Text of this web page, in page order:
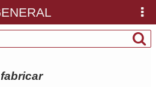
fabricar